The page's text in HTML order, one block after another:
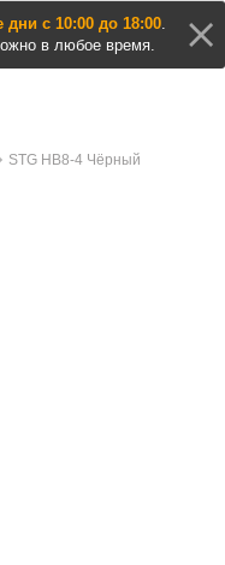
дни с 10:00 до 18:00.
в любое время.
STG HB8-4 Чёрный